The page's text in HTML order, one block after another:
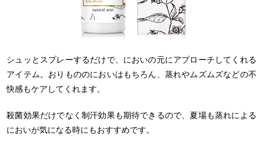
シュッとスプレーするだけで、においの元にアプローチしてくれる
アイテム。おりもののにおいはもちろん、蒸れやムズムズなどの不
快感もケアしてくれます。
殺菌効果だけでなく制汗効果も期待できるので、夏場も蒸れによる
においが気になる時にもおすすめです。